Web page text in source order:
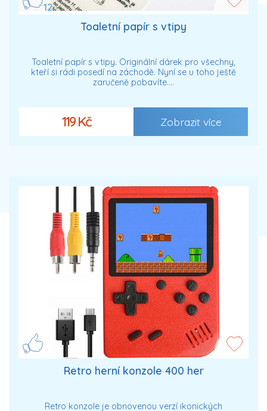
12
Toaletní papír s vtipy
Toaletní papír s vtipy. Originální dárek pro všechny,
kteří si rádi posedí na záchodě. Nyní se u toho ještě
zaručeně pobavíte.…
119 Kč Zobrazit více
Retro herní konzole 400 her
Retro konzole je obnovenou verzí ikonických